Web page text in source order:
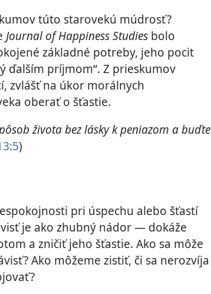
túto starovekú múdrosť?
Journal of Happiness Studies bolo
základné potreby, jeho pocit
ďalším príjmom“. Z prieskumov
zvlášť na úkor morálnych
oberať o šťastie.
života bez lásky k peniazom a buďte
)
pri úspechu alebo šťastí
je ako zhubný nádor — dokáže
a zničiť jeho šťastie. Ako sa môže
Ako môžeme zistiť, či sa nerozvíja